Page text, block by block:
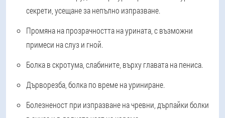
секрети, усещане за непълно изпразване.
Промяна на прозрачността на урината, с възможни
примеси на слуз и гной.
Болка в скротума, слабините, върху главата на пениса.
Дърворезба, болка по време на уриниране.
Болезненост при изпразване на чревни, дърпайки болки